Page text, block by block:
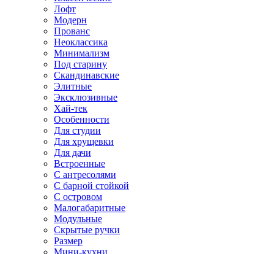
Лофт
Модерн
Прованс
Неоклассика
Минимализм
Под старину
Скандинавские
Элитные
Эксклюзивные
Хай-тек
Особенности
Для студии
Для хрущевки
Для дачи
Встроенные
С антресолями
С барной стойкой
С островом
Малогабаритные
Модульные
Скрытые ручки
Размер
Мини-кухни